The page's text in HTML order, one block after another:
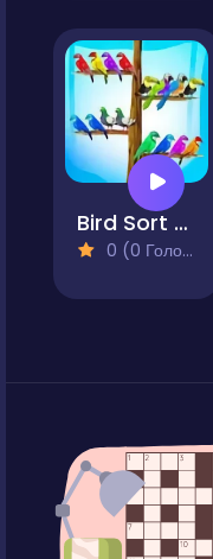
Bird Sort Color Sorting
0 (0 Голосів)